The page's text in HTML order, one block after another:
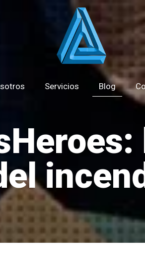
Servicios Blog